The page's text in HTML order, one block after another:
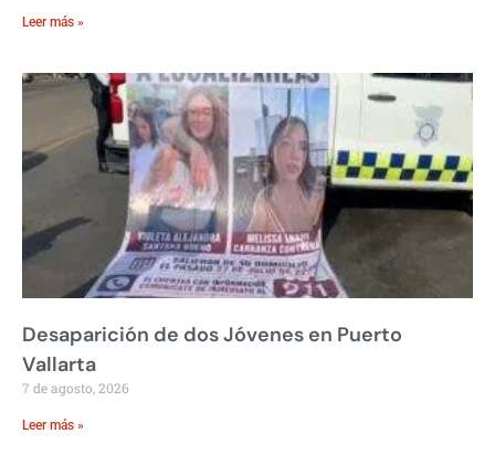
Leer más »
Desaparición de dos Jóvenes en Puerto
Vallarta
7 de agosto, 2026
Leer más »